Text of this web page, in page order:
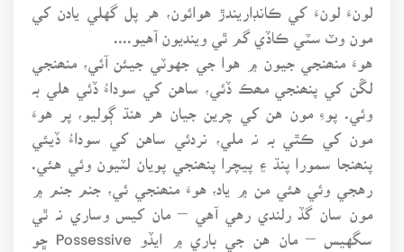
لونءَ لونءَ کي ڪانڊاريندڙ هوائون، هر پل گهلي يادن کي
مون وٽ سٽي ڪاڏي گم ٿي وينديون آهيو....
هوءَ منھنجي جيون ۾ هوا جي جهوٽي جيئن آئي، منھنجي
لڱن کي پنھنجي مھڪ ڏئي، ساهن کي سوداءُ ڏئي هلي بہ
وئي. پوءِ مون هن کي چرين جيان هر هنڌ ڳوليو، پر هوءَ
مون کي ڪٿي بہ نہ ملي، نردئي ساهن کي سوداءُ ڏيئي
پنھنجا سمورا پنڌ ۽ پيچرا پنھنجي پويان لٽيون وئي هئي.
رهجي وئي هئي من ۾ ياد، هوءَ منھنجي ئي، جنم جنم ۾
مون سان گڏ رلندي رهي آهي – مان کيس وساري نہ ٿي